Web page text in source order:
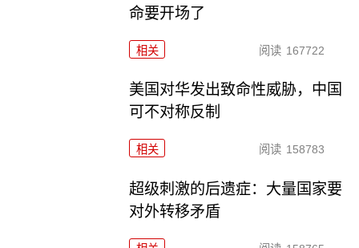
命要开场了
相关 阅读 167722
美国对华发出致命性威胁，中国
可不对称反制
相关 阅读 158783
超级刺激的后遗症：大量国家要
对外转移矛盾